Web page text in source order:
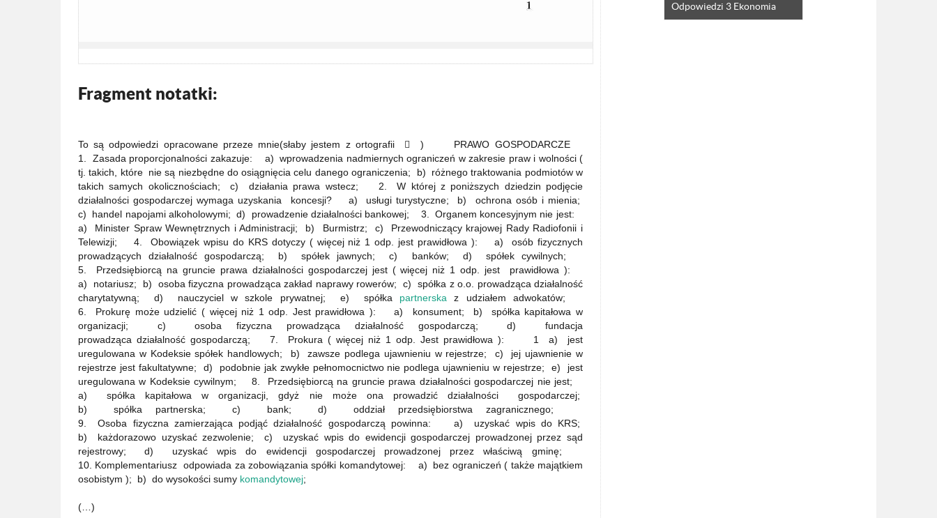
Fragment notatki:
To są odpowiedzi opracowane przeze mnie(słaby jestem z ortografii  ) PRAWO GOSPODARCZE
1. Zasada proporcjonalności zakazuje: a) wprowadzenia nadmiernych ograniczeń w zakresie praw i wolności (
tj. takich, które nie są niezbędne do osiągnięcia celu danego ograniczenia; b) różnego traktowania podmiotów w
takich samych okolicznościach; c) działania prawa wstecz; 2. W której z poniższych dziedzin podjęcie
działalności gospodarczej wymaga uzyskania koncesji? a) usługi turystyczne; b) ochrona osób i mienia;
c) handel napojami alkoholowymi; d) prowadzenie działalności bankowej; 3. Organem koncesyjnym nie jest:
a) Minister Spraw Wewnętrznych i Administracji; b) Burmistrz; c) Przewodniczący krajowej Rady Radiofonii i
Telewizji; 4. Obowiązek wpisu do KRS dotyczy ( więcej niż 1 odp. jest prawidłowa ): a) osób fizycznych
prowadzących działalność gospodarczą; b) spółek jawnych; c) banków; d) spółek cywilnych;
5. Przedsiębiorcą na gruncie prawa działalności gospodarczej jest ( więcej niż 1 odp. jest prawidłowa ):
a) notariusz; b) osoba fizyczna prowadząca zakład naprawy rowerów; c) spółka z o.o. prowadząca działalność
charytatywną; d) nauczyciel w szkole prywatnej; e) spółka partnerska z udziałem adwokatów;
6. Prokurę może udzielić ( więcej niż 1 odp. Jest prawidłowa ): a) konsument; b) spółka kapitałowa w
organizacji; c) osoba fizyczna prowadząca działalność gospodarczą; d) fundacja
prowadząca działalność gospodarczą; 7. Prokura ( więcej niż 1 odp. Jest prawidłowa ): 1 a) jest
uregulowana w Kodeksie spółek handlowych; b) zawsze podlega ujawnieniu w rejestrze; c) jej ujawnienie w
rejestrze jest fakultatywne; d) podobnie jak zwykłe pełnomocnictwo nie podlega ujawnieniu w rejestrze; e) jest
uregulowana w Kodeksie cywilnym; 8. Przedsiębiorcą na gruncie prawa działalności gospodarczej nie jest;
a) spółka kapitałowa w organizacji, gdyż nie może ona prowadzić działalności gospodarczej;
b) spółka partnerska; c) bank; d) oddział przedsiębiorstwa zagranicznego;
9. Osoba fizyczna zamierzająca podjąć działalność gospodarczą powinna: a) uzyskać wpis do KRS;
b) każdorazowo uzyskać zezwolenie; c) uzyskać wpis do ewidencji gospodarczej prowadzonej przez sąd
rejestrowy; d) uzyskać wpis do ewidencji gospodarczej prowadzonej przez właściwą gminę;
10. Komplementariusz odpowiada za zobowiązania spółki komandytowej: a) bez ograniczeń ( także majątkiem
osobistym ); b) do wysokości sumy komandytowej;
(…)
Odpowiedzi 3 Ekonomia